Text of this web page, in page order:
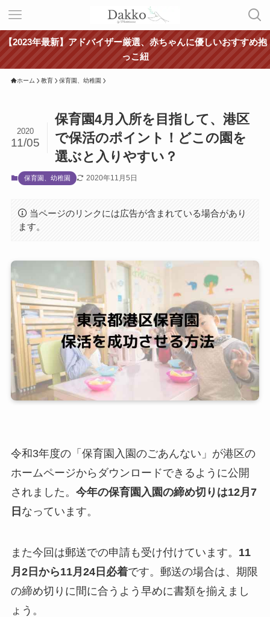
【2023年最新】アドバイザー厳選、赤ちゃんに優しいおすすめ抱
っこ紐
ホーム 教育 保育園、幼稚園
保育園4月入所を目指して、港区
で保活のポイント！どこの園を
選ぶと入りやすい？
2020
11/05
保育園、幼稚園 2020年11月5日
当ページのリンクには広告が含まれている場合があり
ます。
令和3年度の「保育園入園のごあんない」が港区の
ホームページからダウンロードできるように公開
されました。 今年の保育園入園の締め切りは12月7
日 なっています。
また今回は郵送での申請も受け付けています。 11
月2日から11月24日必着です。郵送の場合は、期限
の締め切りに間に合うよう早めに書類を揃えまし
ょう。